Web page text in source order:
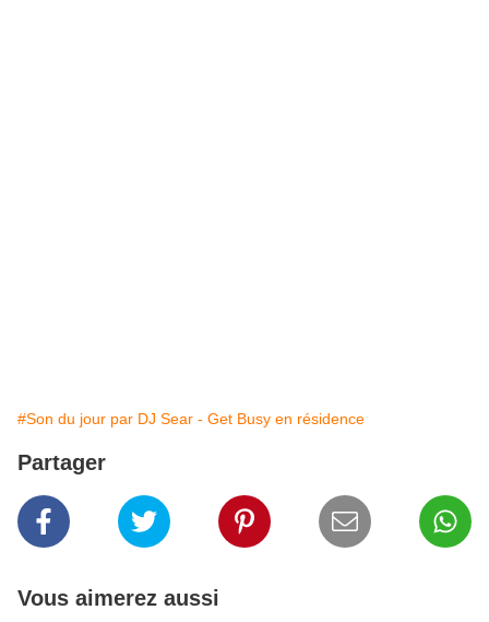
#Son du jour par DJ Sear - Get Busy en résidence
Partager
Vous aimerez aussi